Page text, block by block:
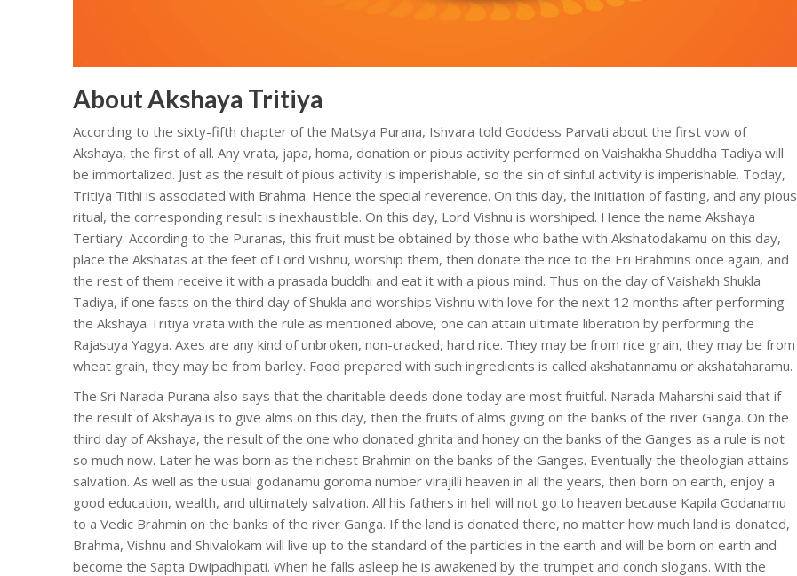
About Akshaya Tritiya
According to the sixty-fifth chapter of the Matsya Purana, Ishvara told Goddess Parvati about the first vow of
Akshaya, the first of all. Any vrata, japa, homa, donation or pious activity performed on Vaishakha Shuddha Tadiya will
be immortalized. Just as the result of pious activity is imperishable, so the sin of sinful activity is imperishable. Today,
Tritiya Tithi is associated with Brahma. Hence the special reverence. On this day, the initiation of fasting, and any pious
ritual, the corresponding result is inexhaustible. On this day, Lord Vishnu is worshiped. Hence the name Akshaya
Tertiary. According to the Puranas, this fruit must be obtained by those who bathe with Akshatodakamu on this day,
place the Akshatas at the feet of Lord Vishnu, worship them, then donate the rice to the Eri Brahmins once again, and
the rest of them receive it with a prasada buddhi and eat it with a pious mind. Thus on the day of Vaishakh Shukla
Tadiya, if one fasts on the third day of Shukla and worships Vishnu with love for the next 12 months after performing
the Akshaya Tritiya vrata with the rule as mentioned above, one can attain ultimate liberation by performing the
Rajasuya Yagya. Axes are any kind of unbroken, non-cracked, hard rice. They may be from rice grain, they may be from
wheat grain, they may be from barley. Food prepared with such ingredients is called akshatannamu or akshataharamu.
The Sri Narada Purana also says that the charitable deeds done today are most fruitful. Narada Maharshi said that if
the result of Akshaya is to give alms on this day, then the fruits of alms giving on the banks of the river Ganga. On the
third day of Akshaya, the result of the one who donated ghrita and honey on the banks of the Ganges as a rule is not
so much now. Later he was born as the richest Brahmin on the banks of the Ganges. Eventually the theologian attains
salvation. As well as the usual godanamu goroma number virajilli heaven in all the years, then born on earth, enjoy a
good education, wealth, and ultimately salvation. All his fathers in hell will not go to heaven because Kapila Godanamu
to a Vedic Brahmin on the banks of the river Ganga. If the land is donated there, no matter how much land is donated,
Brahma, Vishnu and Shivalokam will live up to the standard of the particles in the earth and will be born on earth and
become the Sapta Dwipadhipati. When he falls asleep he is awakened by the trumpet and conch slogans. With the